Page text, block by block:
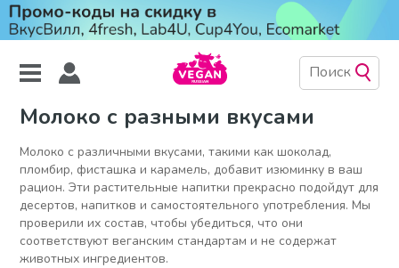
Молоко с разными вкусами
Молоко с различными вкусами, такими как шоколад,
пломбир, фисташка и карамель, добавит изюминку в ваш
рацион. Эти растительные напитки прекрасно подойдут для
десертов, напитков и самостоятельного употребления. Мы
проверили их состав, чтобы убедиться, что они
соответствуют веганским стандартам и не содержат
животных ингредиентов.